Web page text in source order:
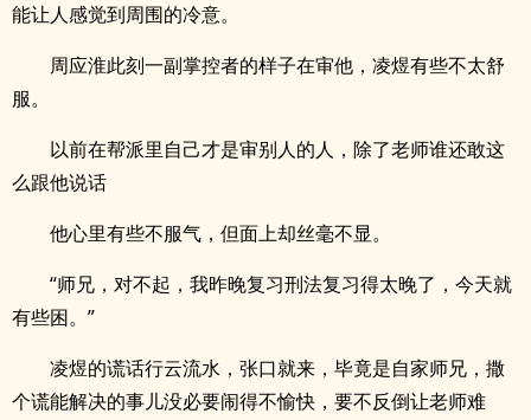
能让人感觉到周围的冷意。
周应淮此刻一副掌控者的样子在审他，凌煜有些不太舒
服。
以前在帮派里自己才是审别人的人，除了老师谁还敢这
么跟他说话
他心里有些不服气，但面上却丝毫不显。
“师兄，对不起，我昨晚复习刑法复习得太晚了，今天就
有些困。”
凌煜的谎话行云流水，张口就来，毕竟是自家师兄，撒
个谎能解决的事儿没必要闹得不愉快，要不反倒让老师难